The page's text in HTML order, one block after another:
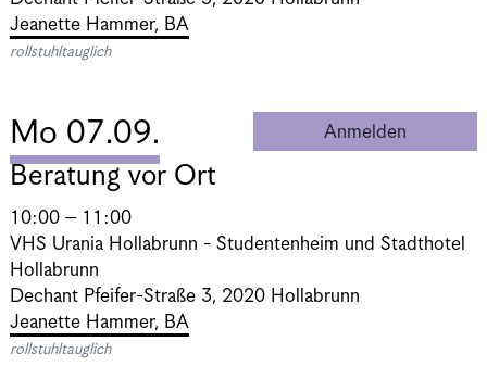
Jeanette Hammer, BA
rollstuhltauglich
Mo 07.09. Anmelden
Beratung vor Ort
10:00 – 11:00
VHS Urania Hollabrunn - Studentenheim und Stadthotel
Hollabrunn
Dechant Pfeifer-Straße 3, 2020 Hollabrunn
Jeanette Hammer, BA
rollstuhltauglich